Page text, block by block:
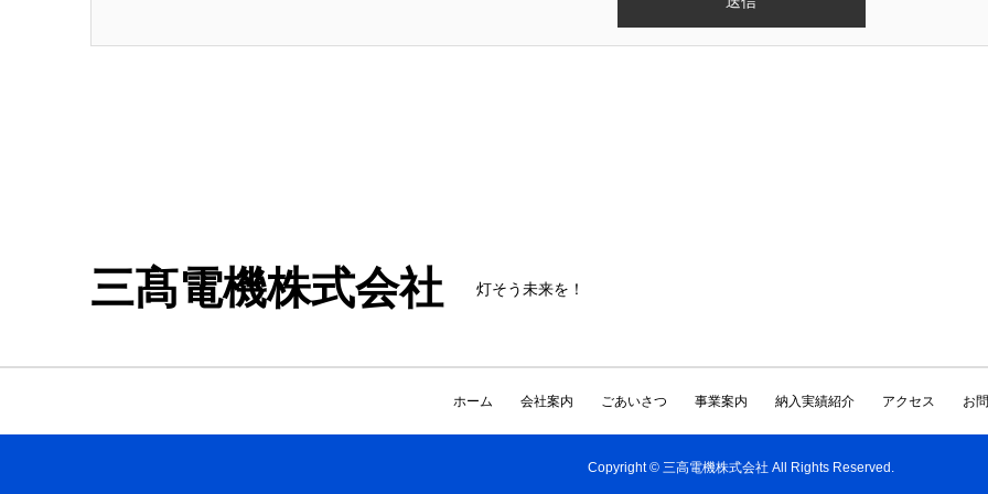
三髙電機株式会社 灯そう未来を！
ホーム 会社案内 ごあいさつ 事業案内 納入実績紹介 アクセス お
Copyright © 三高電機株式会社 All Rights Reserved.